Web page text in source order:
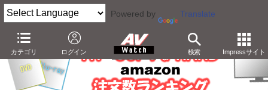
Powered by Translate
カテゴリ ログイン 検索 Impressサイト